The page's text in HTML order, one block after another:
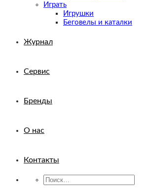
Играть
Игрушки
Беговелы и каталки
Журнал
Сервис
Бренды
О нас
Контакты
Искать: